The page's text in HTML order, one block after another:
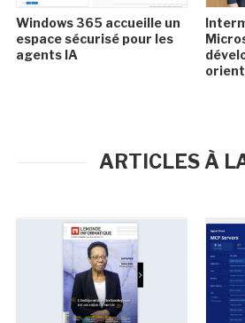
Windows 365 accueille un
espace sécurisé pour les
agents IA
ARTICLES À